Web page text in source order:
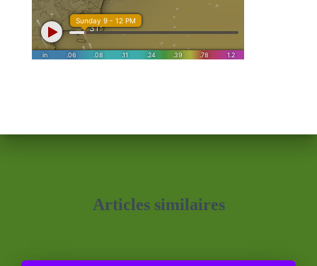
Articles similaires